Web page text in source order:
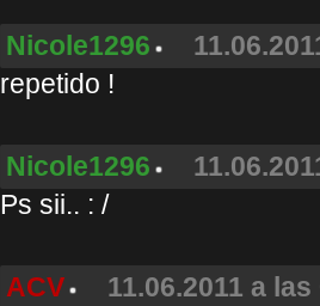
Nicole1296
repetido !
Nicole1296
Ps sii.. : /
ACV
11.06.2011 a